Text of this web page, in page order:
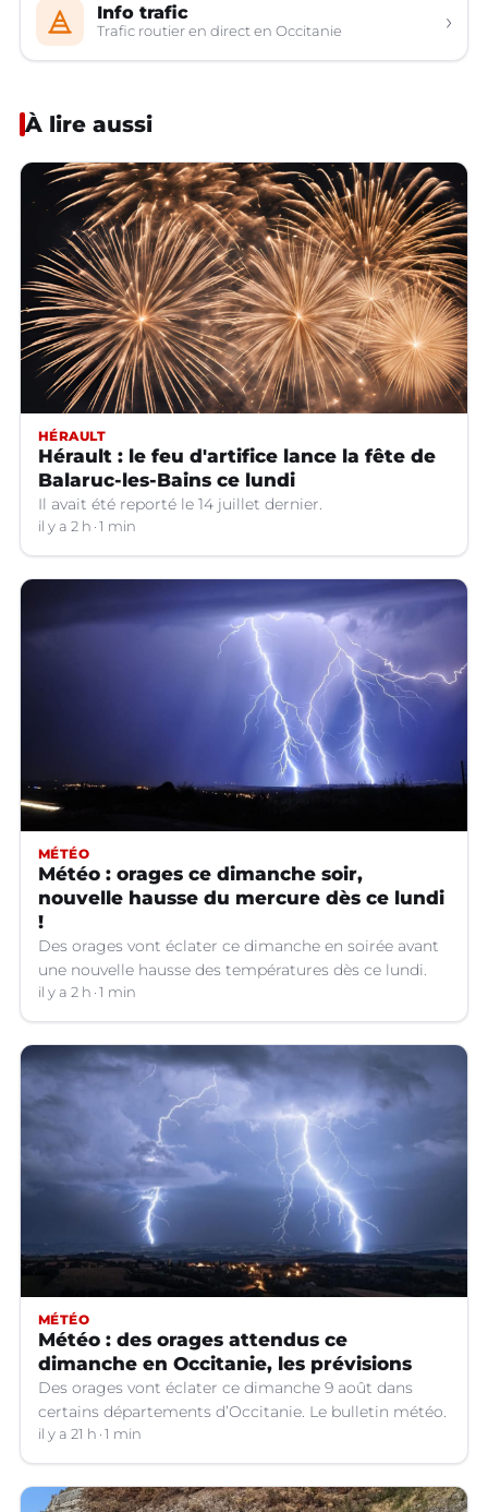
Info trafic
Trafic routier en direct en Occitanie ›
À lire aussi
HÉRAULT
Hérault : le feu d'artifice lance la fête de
Balaruc-les-Bains ce lundi
Il avait été reporté le 14 juillet dernier.
il y a 2 h 1 min
MÉTÉO
Météo : orages ce dimanche soir,
nouvelle hausse du mercure dès ce lundi
!
Des orages vont éclater ce dimanche en soirée avant
une nouvelle hausse des températures dès ce lundi.
il y a 2 h 1 min
MÉTÉO
Météo : des orages attendus ce
dimanche en Occitanie, les prévisions
Des orages vont éclater ce dimanche 9 août dans
certains départements d’Occitanie. Le bulletin météo.
il y a 21 h 1 min